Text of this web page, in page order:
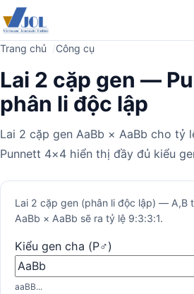
Trang chủ Công cụ
Lai 2 cặp gen —
phân li độc lập
Lai 2 cặp gen AaBb × AaBb cho tỷ
Punnett 4×4 hiển thị đầy đủ kiểu
Máy
tính
Lai 2 cặp gen (phân li độc lập) — A,B
AaBb × AaBb sẽ ra tỷ lệ 9:3:3:1.
Kiểu gen cha (P♂)
aaBB...